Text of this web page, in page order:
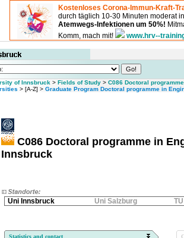
Kostenloses Corona-Immun-Kraft-
durch täglich 10-30 Minuten moderat
Atemwegs-Infektionen um 50%!
Komm, mach mit!
www.hrv--
of Innsbruck > Fields of Study > C086 Doctoral
> [A-Z] > Graduate Program Doctoral programme in
C086 Doctoral programme in
Innsbruck
Uni Innsbruck Uni Salzburg
Statistics and contact